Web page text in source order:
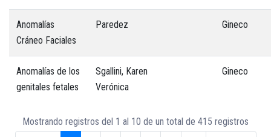
Anomalías
Cráneo Faciales
Paredez Gineco
Anomalías de los
genitales fetales
Sgallini, Karen
Verónica
Gineco
Mostrando registros del 1 al 10 de un total de 415 registros